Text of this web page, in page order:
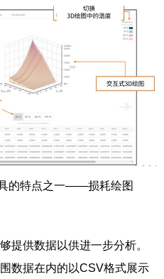
的特点之一——损耗绘图
提供数据以供进一步分析。
数据在内的以CSV格式展示